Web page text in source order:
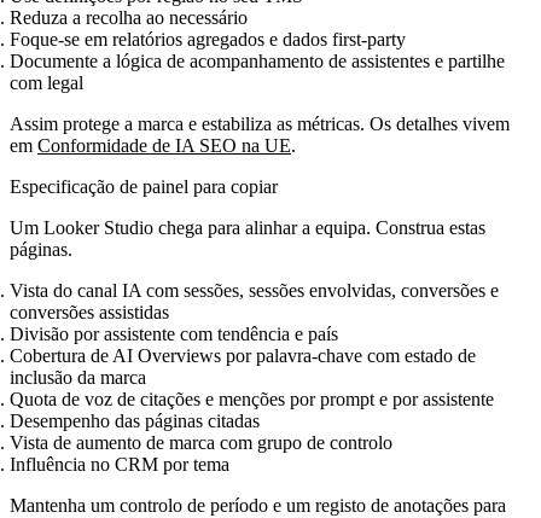
Reduza a recolha ao necessário
Foque‑se em relatórios agregados e dados first‑party
Documente a lógica de acompanhamento de assistentes e partilhe
com legal
Assim protege a marca e estabiliza as métricas. Os detalhes vivem
em Conformidade de IA SEO na UE.
Especificação de painel para copiar
Um Looker Studio chega para alinhar a equipa. Construa estas
páginas.
Vista do canal IA com sessões, sessões envolvidas, conversões e
conversões assistidas
Divisão por assistente com tendência e país
Cobertura de AI Overviews por palavra‑chave com estado de
inclusão da marca
Quota de voz de citações e menções por prompt e por assistente
Desempenho das páginas citadas
Vista de aumento de marca com grupo de controlo
Influência no CRM por tema
Mantenha um controlo de período e um registo de anotações para